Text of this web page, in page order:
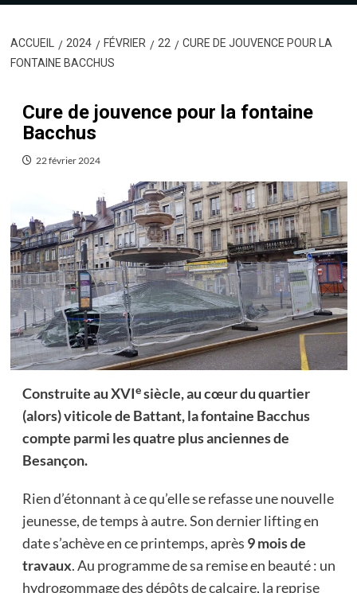
ACCUEIL 2024 FÉVRIER 22
CURE DE JOUVENCE POUR LA
FONTAINE BACCHUS
Cure de jouvence pour la fontaine
Bacchus
22 février 2024
Construite au XVIesiècle, au cœur du quartier
(alors) viticole de Battant, la fontaine Bacchus
compte parmi les quatre plus anciennes de
Besançon.
Rien d’étonnant à ce qu’elle se refasse une nouvelle
jeunesse, de temps à autre. Son dernier lifting en
date s’achève en ce printemps, après 9 mois de
travaux. Au programme de sa remise en beauté : un
hydrogommage des dépôts de calcaire, la reprise